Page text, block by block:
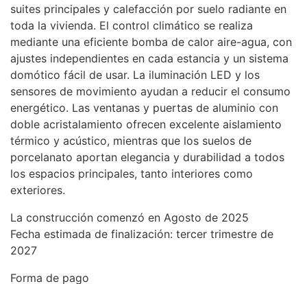
suites principales y calefacción por suelo radiante en
toda la vivienda. El control climático se realiza
mediante una eficiente bomba de calor aire-agua, con
ajustes independientes en cada estancia y un sistema
domótico fácil de usar. La iluminación LED y los
sensores de movimiento ayudan a reducir el consumo
energético. Las ventanas y puertas de aluminio con
doble acristalamiento ofrecen excelente aislamiento
térmico y acústico, mientras que los suelos de
porcelanato aportan elegancia y durabilidad a todos
los espacios principales, tanto interiores como
exteriores.
La construcción comenzó en Agosto de 2025
Fecha estimada de finalización: tercer trimestre de
2027
Forma de pago